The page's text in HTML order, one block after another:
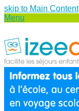
skip to Main Content
Menu